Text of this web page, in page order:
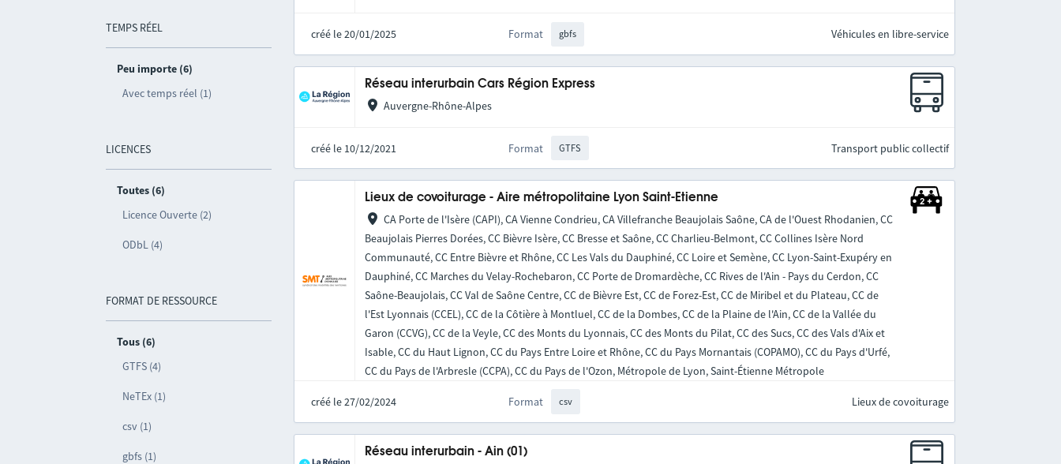
TEMPS RÉEL
Peu importe (6)
Avec temps réel (1)
LICENCES
Toutes (6)
Licence Ouverte (2)
ODbL (4)
FORMAT DE RESSOURCE
Tous (6)
GTFS (4)
NeTEx (1)
csv (1)
gbfs (1)
créé le 20/01/2025 Format gbfs Véhicules en libre-service
Réseau interurbain Cars Région Express
Auvergne-Rhône-Alpes
créé le 10/12/2021 Format GTFS Transport public collectif
Lieux de covoiturage - Aire métropolitaine Lyon Saint-Etienne
CA Porte de l'Isère (CAPI), CA Vienne Condrieu, CA Villefranche Beaujolais Saône, CA de l'Ouest Rhodanien, CC
Beaujolais Pierres Dorées, CC Bièvre Isère, CC Bresse et Saône, CC Charlieu-Belmont, CC Collines Isère Nord
Communauté, CC Entre Bièvre et Rhône, CC Les Vals du Dauphiné, CC Loire et Semène, CC Lyon-Saint-Exupéry en
Dauphiné, CC Marches du Velay-Rochebaron, CC Porte de Dromardèche, CC Rives de l'Ain - Pays du Cerdon, CC
Saône-Beaujolais, CC Val de Saône Centre, CC de Bièvre Est, CC de Forez-Est, CC de Miribel et du Plateau, CC de
l'Est Lyonnais (CCEL), CC de la Côtière à Montluel, CC de la Dombes, CC de la Plaine de l'Ain, CC de la Vallée du
Garon (CCVG), CC de la Veyle, CC des Monts du Lyonnais, CC des Monts du Pilat, CC des Sucs, CC des Vals d'Aix et
Isable, CC du Haut Lignon, CC du Pays Entre Loire et Rhône, CC du Pays Mornantais (COPAMO), CC du Pays d'Urfé,
CC du Pays de l'Arbresle (CCPA), CC du Pays de l'Ozon, Métropole de Lyon, Saint-Étienne Métropole
créé le 27/02/2024 Format csv Lieux de covoiturage
Réseau interurbain - Ain (01)